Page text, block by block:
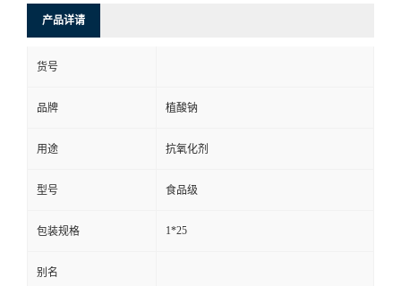
产品详请
货号
品牌 植酸钠
用途 抗氧化剂
型号 食品级
包装规格 1*25
别名